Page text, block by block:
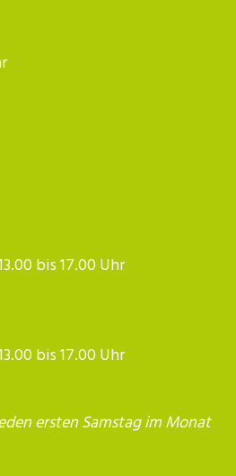
bis 17.00 Uhr
bis 17.00 Uhr
ersten Samstag im Monat